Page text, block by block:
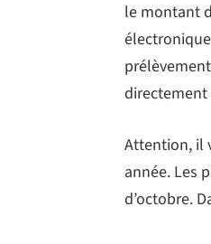
le montant
directement
Attention, il
année. Les
d’octobre.